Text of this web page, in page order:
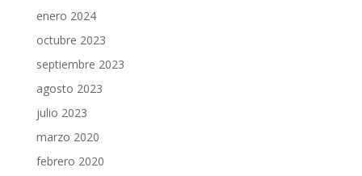
enero 2024
octubre 2023
septiembre 2023
agosto 2023
julio 2023
marzo 2020
febrero 2020